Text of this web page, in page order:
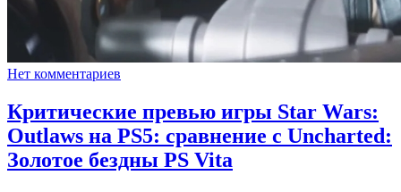
Нет комментариев
Критические превью игры Star Wars:
Outlaws на PS5: сравнение с Uncharted:
Золотое бездны PS Vita